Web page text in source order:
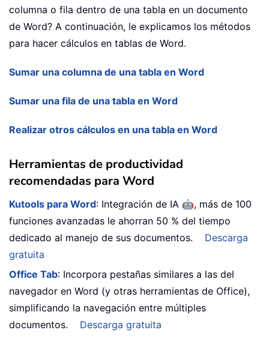
columna o fila dentro de una tabla en un documento
de Word? A continuación, le explicamos los métodos
para hacer cálculos en tablas de Word.
Sumar una columna de una tabla en Word
Sumar una fila de una tabla en Word
Realizar otros cálculos en una tabla en Word
Herramientas de productividad
recomendadas para Word
Kutools para Word: Integración de IA 🤖, más de 100
funciones avanzadas le ahorran 50 % del tiempo
dedicado al manejo de sus documentos.
Descarga
gratuita
Office Tab: Incorpora pestañas similares a las del
navegador en Word (y otras herramientas de Office),
simplificando la navegación entre múltiples
documentos.
Descarga gratuita